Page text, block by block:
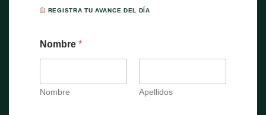
REGISTRA TU AVANCE DEL DÍA
Nombre *
Nombre Apellidos